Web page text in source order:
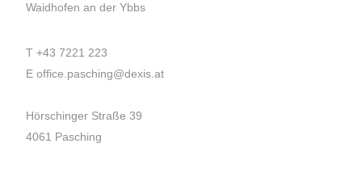
Waidhofen an der Ybbs
T +43 7221 223
E office.pasching@dexis.at
Hörschinger Straße 39
4061 Pasching